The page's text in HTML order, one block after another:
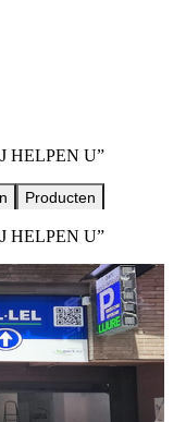
HELPEN U”
Producten
HELPEN U”